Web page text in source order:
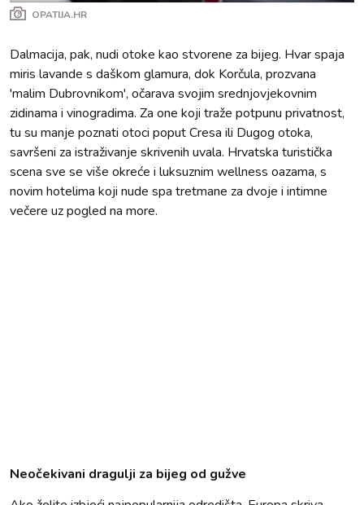
OPATIJA.HR
Dalmacija, pak, nudi otoke kao stvorene za bijeg. Hvar spaja
miris lavande s daškom glamura, dok Korčula, prozvana
'malim Dubrovnikom', očarava svojim srednjovjekovnim
zidinama i vinogradima. Za one koji traže potpunu privatnost,
tu su manje poznati otoci poput Cresa ili Dugog otoka,
savršeni za istraživanje skrivenih uvala. Hrvatska turistička
scena sve se više okreće i luksuznim wellness oazama, s
novim hotelima koji nude spa tretmane za dvoje i intimne
večere uz pogled na more.
Neočekivani dragulji za bijeg od gužve